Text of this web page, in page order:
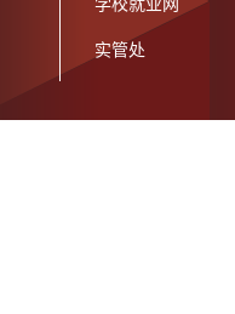
学校就业网
实管处